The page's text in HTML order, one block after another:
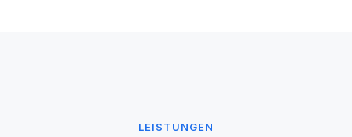
LEISTUNGEN